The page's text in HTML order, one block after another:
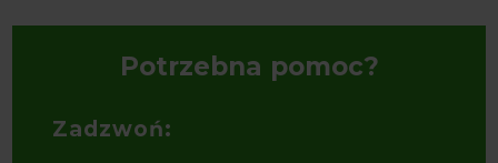
Potrzebna pomoc?
Zadzwoń: